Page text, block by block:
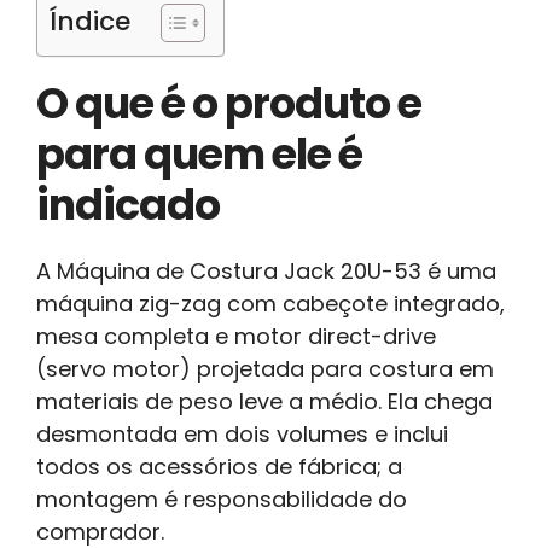
Índice
O que é o produto e
para quem ele é
indicado
A Máquina de Costura Jack 20U-53 é uma
máquina zig-zag com cabeçote integrado,
mesa completa e motor direct-drive
(servo motor) projetada para costura em
materiais de peso leve a médio. Ela chega
desmontada em dois volumes e inclui
todos os acessórios de fábrica; a
montagem é responsabilidade do
comprador.